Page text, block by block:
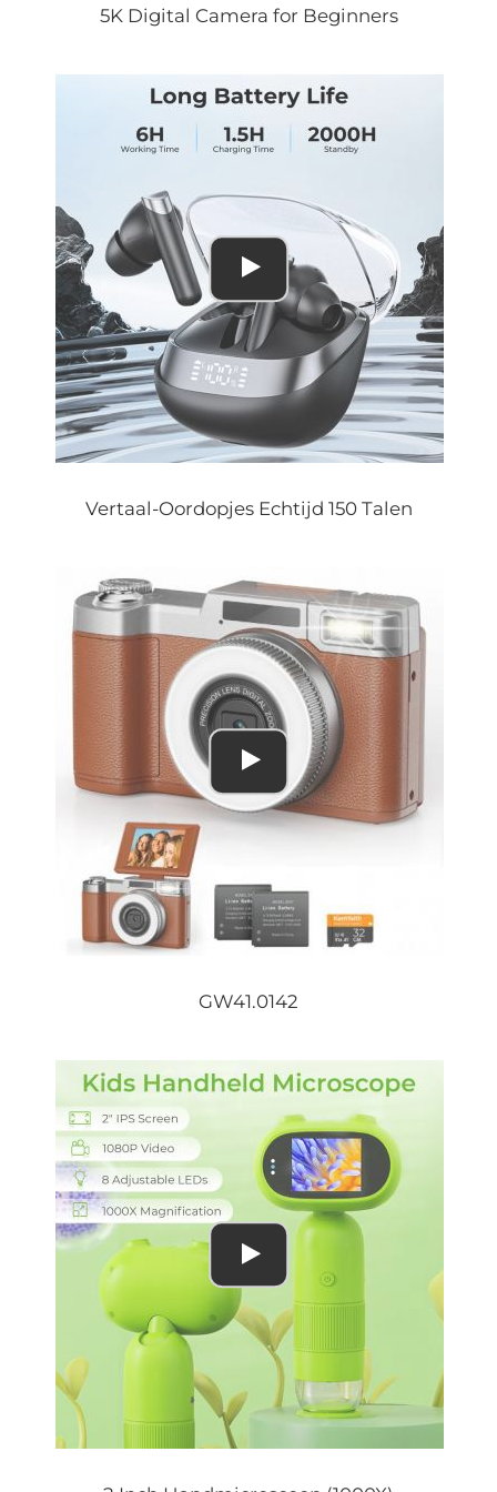
5K Digital Camera for Beginners
Vertaal-Oordopjes Echtijd 150 Talen
GW41.0142